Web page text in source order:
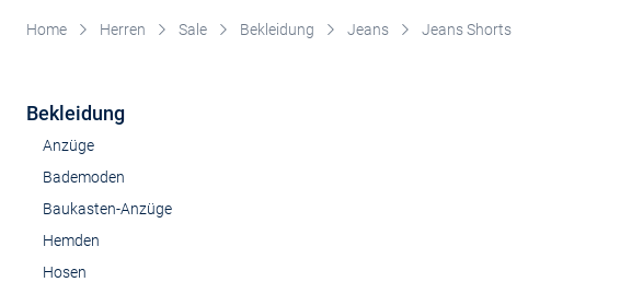
Home Herren Sale Bekleidung Jeans Jeans Shorts
Bekleidung
Anzüge
Bademoden
Baukasten-Anzüge
Hemden
Hosen